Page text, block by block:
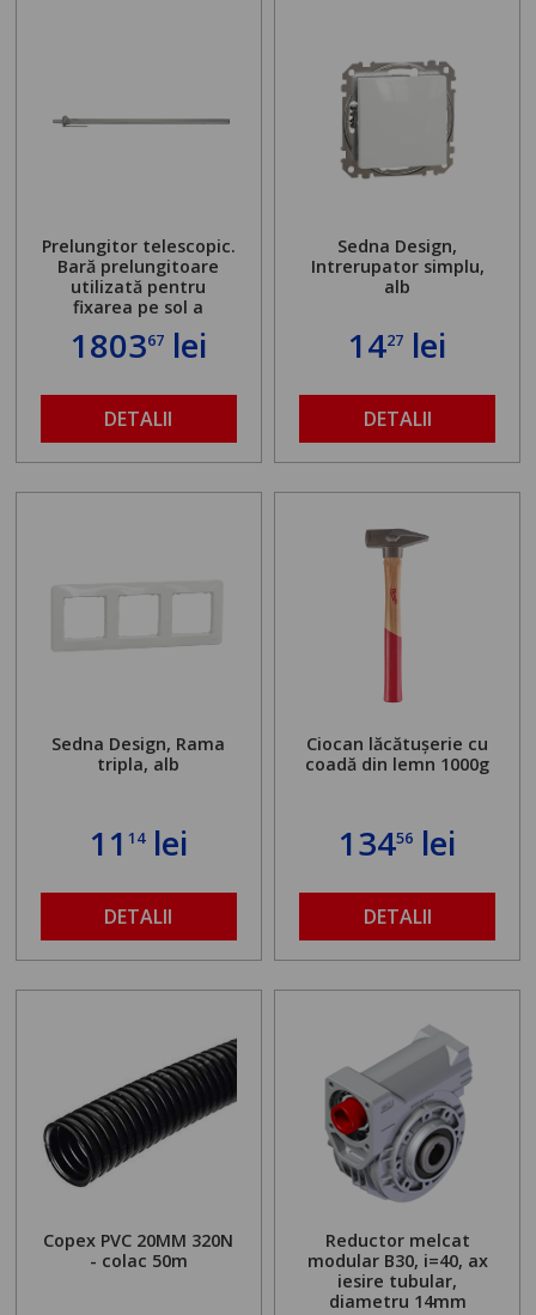
Prelungitor telescopic.
Bară prelungitoare
utilizată pentru
fixarea pe sol a
standului mașinii de
găurit în locul
maximă admisă de 500
kg și înălțime reglabilă
de la 1,8 la 2,9 m
180367lei
DETALII
Sedna Design,
Intrerupator simplu,
alb
1427 lei
DETALII
Sedna Design, Rama
tripla, alb
11 14lei
DETALII
Ciocan lăcătușerie cu
coadă din lemn 1000g
13456 lei
DETALII
Copex PVC 20MM 320N
- colac 50m
Reductor melcat
modular B30, i=40, ax
iesire tubular,
diametru 14mm